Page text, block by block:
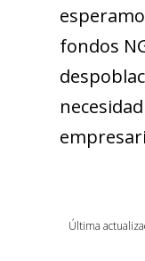
fondos
Última